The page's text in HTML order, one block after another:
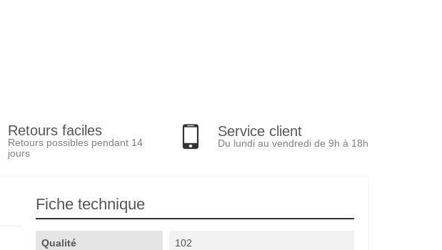
Retours faciles
Retours possibles pendant 14
jours
Service client
Du lundi au vendredi de 9h à 18h
Fiche technique
Qualité 102